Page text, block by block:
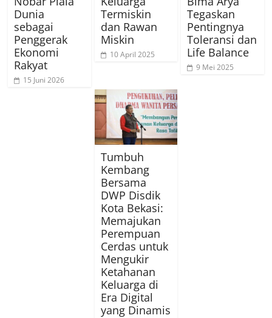
Dunia
sebagai
Penggerak
Ekonomi
Rakyat
15 Juni 2026
Termiskin
dan Rawan
Miskin
10 April 2025
Tegaskan
Pentingnya
Toleransi dan
Life Balance
9 Mei 2025
Tumbuh
Kembang
Bersama
DWP Disdik
Kota Bekasi:
Memajukan
Perempuan
Cerdas untuk
Mengukir
Ketahanan
Keluarga di
Era Digital
yang Dinamis